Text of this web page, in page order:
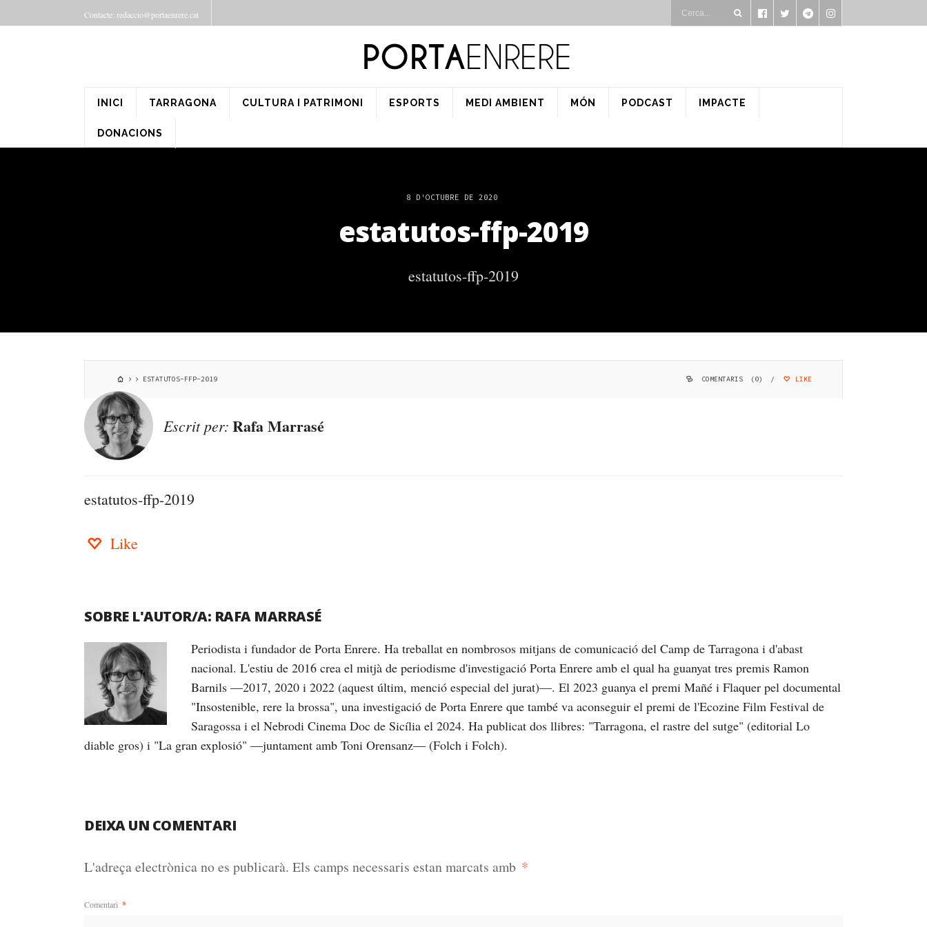
Contacte: redaccio@portaenrere.cat
INICI TARRAGONA CULTURA I PATRIMONI ESPORTS MEDI AMBIENT MÓN PODCAST IMPACTE
DONACIONS
8 D'OCTUBRE DE 2020
estatutos-ffp-2019
estatutos-ffp-2019
ESTATUTOS-FFP-2019 LIKE
COMENTARIS (0) /
Escrit per: Rafa Marrasé
estatutos-ffp-2019
Like
SOBRE L'AUTOR/A: RAFA MARRASÉ
Periodista i fundador de Porta Enrere. Ha treballat en nombrosos mitjans de comunicació del Camp de Tarragona i d'abast
nacional. L'estiu de 2016 crea el mitjà de periodisme d'investigació Porta Enrere amb el qual ha guanyat tres premis Ramon
Barnils —2017, 2020 i 2022 (aquest últim, menció especial del jurat)—. El 2023 guanya el premi Mañé i Flaquer pel documental
"Insostenible, rere la brossa", una investigació de Porta Enrere que també va aconseguir el premi de l'Ecozine Film Festival de
Saragossa i el Nebrodi Cinema Doc de Sicília el 2024. Ha publicat dos llibres: "Tarragona, el rastre del sutge" (editorial Lo
diable gros) i "La gran explosió" —juntament amb Toni Orensanz— (Folch i Folch).
DEIXA UN COMENTARI
L'adreça electrònica no es publicarà. Els camps necessaris estan marcats amb *
Comentari *